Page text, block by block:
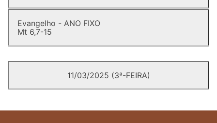
Evangelho - ANO FIXO
Mt 6,7-15
11/03/2025 (3ª-FEIRA)